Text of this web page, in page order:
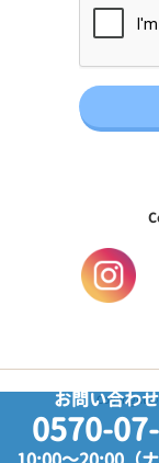
お問い合わ
0570-
Copyright ©